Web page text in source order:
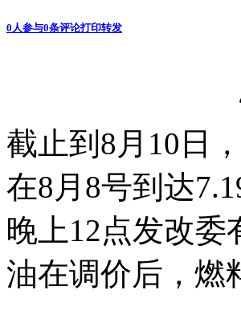
0 人参与0条评论打印转发
截止到8月10日，
在8月8号到达
晚上12点发改
油在调价后，燃